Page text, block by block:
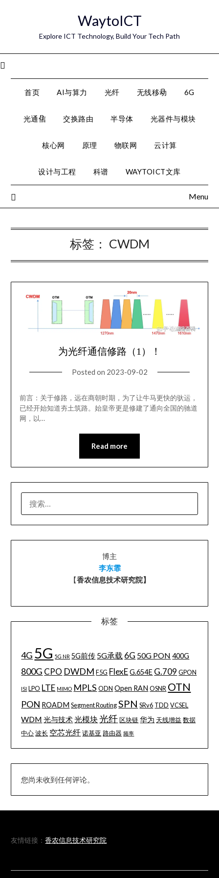
WaytoICT
Explore ICT Technology, Build Your Tech Path
首页 AI与算力 光纤 无线移动 6G
光通信 交换路由 半导体 光器件与模块
核心网 原理 物联网 云计算
设计与工程 科谱 WAYTOICT文库
Menu
标签： CWDM
为光纤通信修路（1）！
Posted on 2023-09-02
前言：关于修路，远在商朝时期，为了让牛马更快的驮运，
已经开始知道夯土筑路。始皇帝更是修建了通向全国的驰道
网，以…
Read more
索：
博主
李东霏
【香农信息技术研究院】
标签
4G 5G 5G NR 5G前传 5G承载 6G 50G PON 400G
800G CPO DWDM F5G FlexE G.654E G.709 GPON
ISI LPO LTE MIMO MPLS ODN Open RAN OSNR OTN
PON ROADM Segment Routing SPN SRv6 TDD VCSEL
WDM 光与技术 光模块光纤 区块链 华为 天线增益 数据
中心 波长 空芯光纤 诺基亚 路由器 频率
您尚未收到任何评论。
友情链接：香农信息技术研究院